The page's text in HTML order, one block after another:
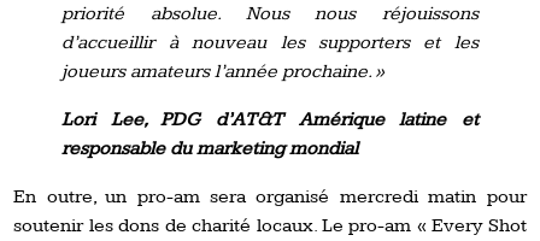
priorité absolue. Nous nous réjouissons
d’accueillir à nouveau les supporters et les
joueurs amateurs l’année prochaine. »
Lori Lee, PDG d’AT&T Amérique latine et
responsable du marketing mondial
En outre, un pro-am sera organisé mercredi matin pour
soutenir les dons de charité locaux. Le pro-am « Every Shot